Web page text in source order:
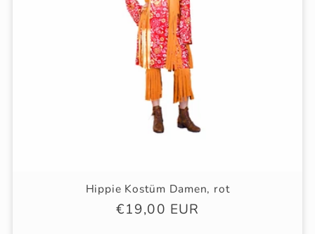
Hippie Kostüm Damen, rot
Normaler
€19,00 EUR